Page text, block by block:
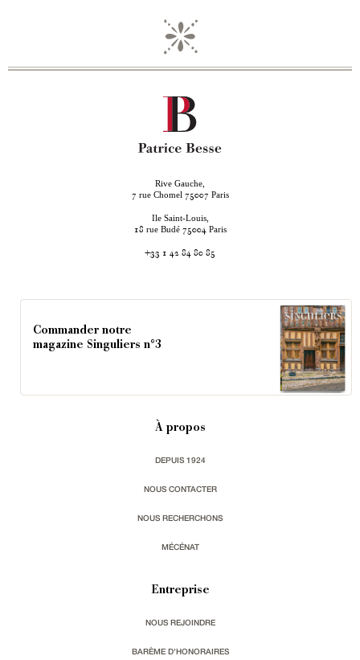
Rive Gauche,
7 rue Chomel 75007 Paris
Ile Saint-Louis,
18 rue Budé 75004 Paris
+33 1 42 84 80 85
Commander notre
magazine Singuliers n°3
À propos
DEPUIS 1924
NOUS CONTACTER
NOUS RECHERCHONS
MÉCÉNAT
Entreprise
NOUS REJOINDRE
BARÈME D'HONORAIRES